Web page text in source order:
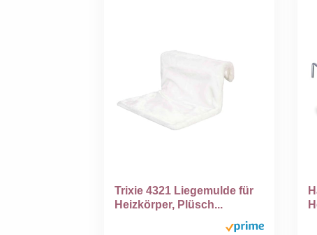
Trixie 4321 Liegemulde für
Heizkörper, Plüsch...